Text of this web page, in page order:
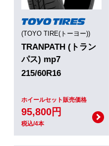
(TOYO TIRE(トーヨー))
TRANPATH (トラン
パス) mp7
215/60R16
ホイールセット販売価格
95,800円
税込/4本